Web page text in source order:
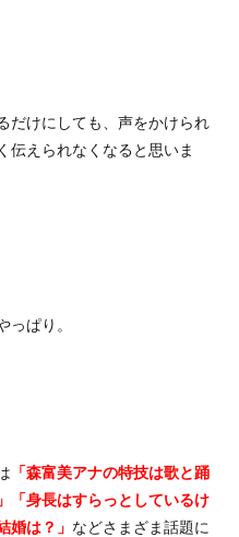
だけにしても、声をかけられ
伝えられなくなると思いま
ぱり。
「森富美アナの特技は歌と踊
「身長はすらっとしているけ
婚は？」 などさまざま話題に